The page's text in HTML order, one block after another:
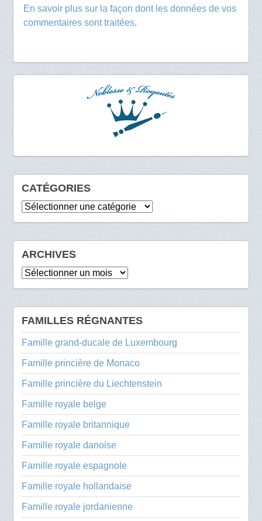
En savoir plus sur la façon dont les données de vos
commentaires sont traitées.
CATÉGORIES
Catégories
ARCHIVES
Archives
FAMILLES RÉGNANTES
Famille grand-ducale de Luxembourg
Famille princière de Monaco
Famille princière du Liechtenstein
Famille royale belge
Famille royale britannique
Famille royale danoise
Famille royale espagnole
Famille royale hollandaise
Famille royale jordanienne